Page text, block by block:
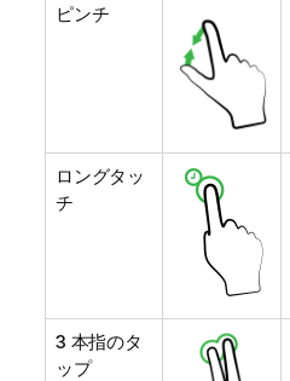
ピンチ
ロングタッ
チ
3 本指のタ
ップ